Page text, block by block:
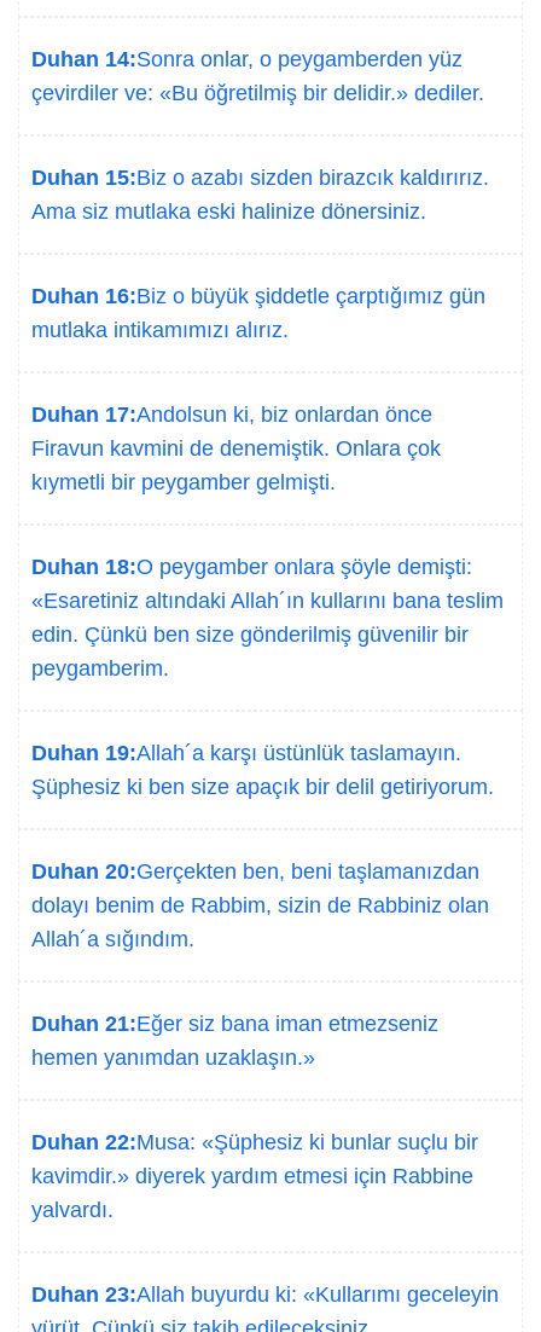
Duhan 14:Sonra onlar, o peygamberden yüz
çevirdiler ve: «Bu öğretilmiş bir delidir.» dediler.
Duhan 15:Biz o azabı sizden birazcık kaldırırız.
Ama siz mutlaka eski halinize dönersiniz.
Duhan 16:Biz o büyük şiddetle çarptığımız gün
mutlaka intikamımızı alırız.
Duhan 17:Andolsun ki, biz onlardan önce
Firavun kavmini de denemiştik. Onlara çok
kıymetli bir peygamber gelmişti.
Duhan 18:O peygamber onlara şöyle demişti:
«Esaretiniz altındaki Allah´ın kullarını bana teslim
edin. Çünkü ben size gönderilmiş güvenilir bir
peygamberim.
Duhan 19:Allah´a karşı üstünlük taslamayın.
Şüphesiz ki ben size apaçık bir delil getiriyorum.
Duhan 20:Gerçekten ben, beni taşlamanızdan
dolayı benim de Rabbim, sizin de Rabbiniz olan
Allah´a sığındım.
Duhan 21:Eğer siz bana iman etmezseniz
hemen yanımdan uzaklaşın.»
Duhan 22:Musa: «Şüphesiz ki bunlar suçlu bir
kavimdir.» diyerek yardım etmesi için Rabbine
yalvardı.
Duhan 23:Allah buyurdu ki: «Kullarımı geceleyin